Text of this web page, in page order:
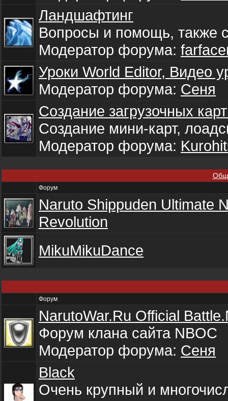
Ландшафтинг
Вопросы и помощь, также
Модератор форума:
Уроки World Editor, Видео
Модератор форума: Сеня
Создание загрузочных
Создание мини-карт,
Модератор форума:
Форум
Naruto Shippuden Ultimate
Revolution
MikuMikuDance
Форум
NarutoWar.Ru Official
Форум клана сайта NBOC
Модератор форума: Сеня
Black
Очень крупный и